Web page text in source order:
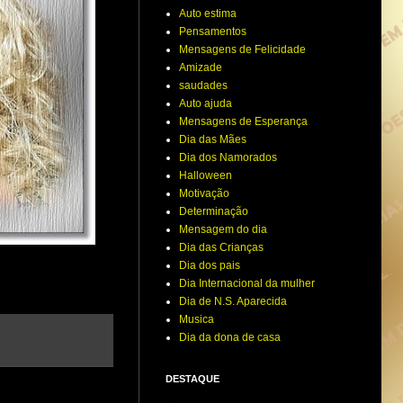
Auto estima
Pensamentos
Mensagens de Felicidade
Amizade
saudades
Auto ajuda
Mensagens de Esperança
Dia das Mães
Dia dos Namorados
Halloween
Motivação
Determinação
Mensagem do dia
Dia das Crianças
Dia dos pais
Dia Internacional da mulher
Dia de N.S. Aparecida
Musica
Dia da dona de casa
DESTAQUE